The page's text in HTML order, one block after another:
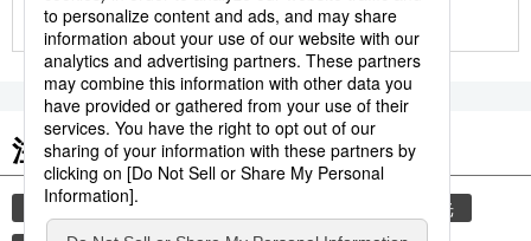
もっと見る
注目のキーワード
共同通信ニュース
観光